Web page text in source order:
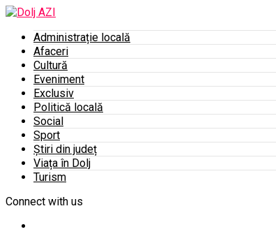
Administrație locală
Afaceri
Cultură
Eveniment
Exclusiv
Politică locală
Social
Sport
Știri din județ
Viața în Dolj
Turism
Connect with us